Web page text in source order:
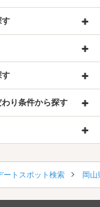
す
す
り条件から探す
ートスポット検索 岡